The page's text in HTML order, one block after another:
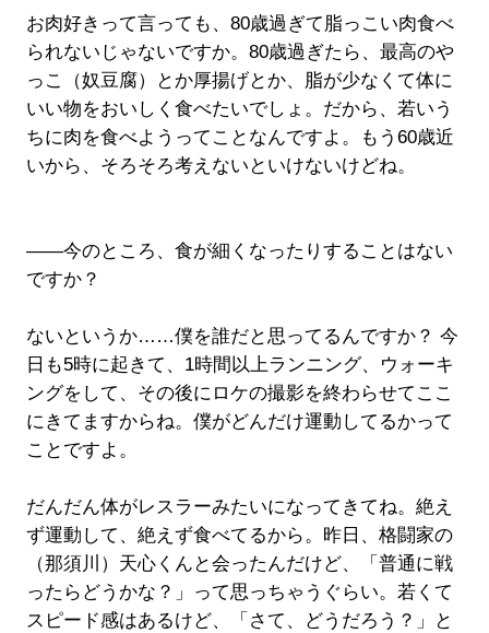
お肉好きって言っても、80歳過ぎて脂っこい肉食べ
られないじゃないですか。80歳過ぎたら、最高のや
っこ（奴豆腐）とか厚揚げとか、脂が少なくて体に
いい物をおいしく食べたいでしょ。だから、若いう
ちに肉を食べようってことなんですよ。もう60歳近
いから、そろそろ考えないといけないけどね。
――今のところ、食が細くなったりすることはない
ですか？
ないというか……僕を誰だと思ってるんですか？ 今
日も5時に起きて、1時間以上ランニング、ウォーキ
ングをして、その後にロケの撮影を終わらせてここ
にきてますからね。僕がどんだけ運動してるかって
ことですよ。
だんだん体がレスラーみたいになってきてね。絶え
ず運動して、絶えず食べてるから。昨日、格闘家の
（那須川）天心くんと会ったんだけど、「普通に戦
ったらどうかな？」って思っちゃうぐらい。若くて
スピード感はあるけど、「さて、どうだろう？」と